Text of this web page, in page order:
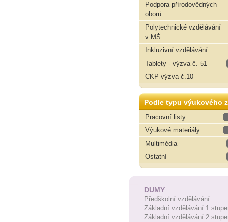
Podpora přírodovědných
oborů
Polytechnické vzdělávání
v MŠ
Inkluzivní vzdělávání
Tablety - výzva č. 51
CKP výzva č.10
Podle typu výukového
Pracovní listy
Výukové materiály
Multimédia
Ostatní
DUMY
Předškolní vzdělávání
Základní vzdělávání
Základní vzdělávání